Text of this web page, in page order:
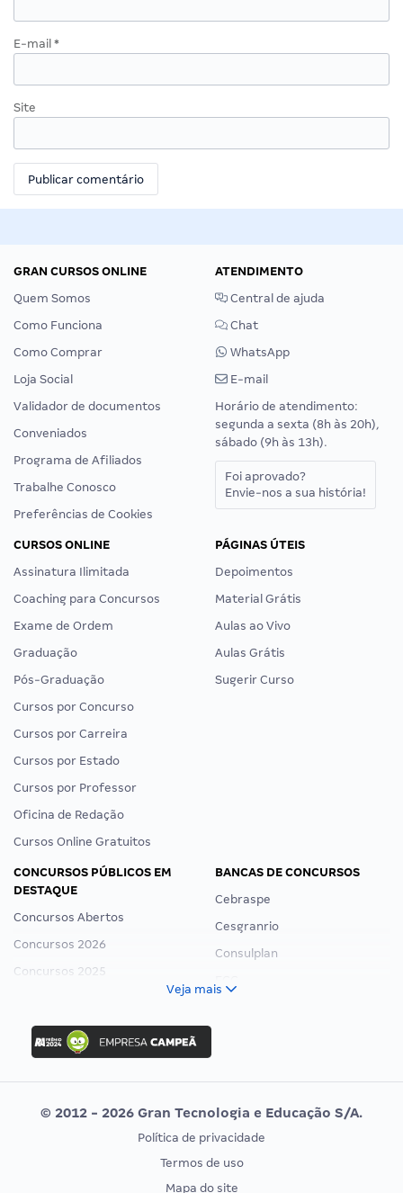
E-mail *
Site
GRAN CURSOS ONLINE
Quem Somos
Como Funciona
Como Comprar
Loja Social
Validador de documentos
Conveniados
Programa de Afiliados
Trabalhe Conosco
Preferências de Cookies
ATENDIMENTO
Central de ajuda
Chat
WhatsApp
E-mail
Horário de atendimento:
segunda a sexta (8h às 20h),
sábado (9h às 13h).
Foi aprovado?
Envie-nos a sua história!
CURSOS ONLINE
Assinatura Ilimitada
Coaching para Concursos
Exame de Ordem
Graduação
Pós-Graduação
Cursos por Concurso
Cursos por Carreira
Cursos por Estado
Cursos por Professor
Oficina de Redação
Cursos Online Gratuitos
PÁGINAS ÚTEIS
Depoimentos
Material Grátis
Aulas ao Vivo
Aulas Grátis
Sugerir Curso
CONCURSOS PÚBLICOS EM
DESTAQUE
Concursos Abertos
Concursos 2026
Concursos 2025
Concurso Ibama
Concurso MPU
Editais publicados
BANCAS DE CONCURSOS
Cebraspe
Cesgranrio
Consulplan
Vunesp
CONCURSOS POR PROFISSÃO
EXAME DE ORDEM
Veja mais
© 2012 - 2026 Gran Tecnologia e Educação S/A.
Política de privacidade
Termos de uso
Mapa do site